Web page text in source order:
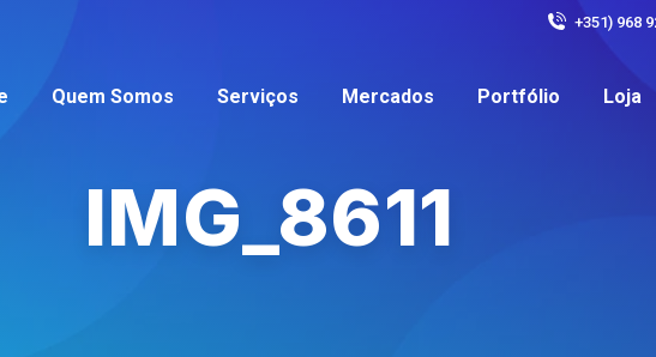
+351) 968
Quem Somos Serviços Mercados Portfólio Loja
IMG_8611